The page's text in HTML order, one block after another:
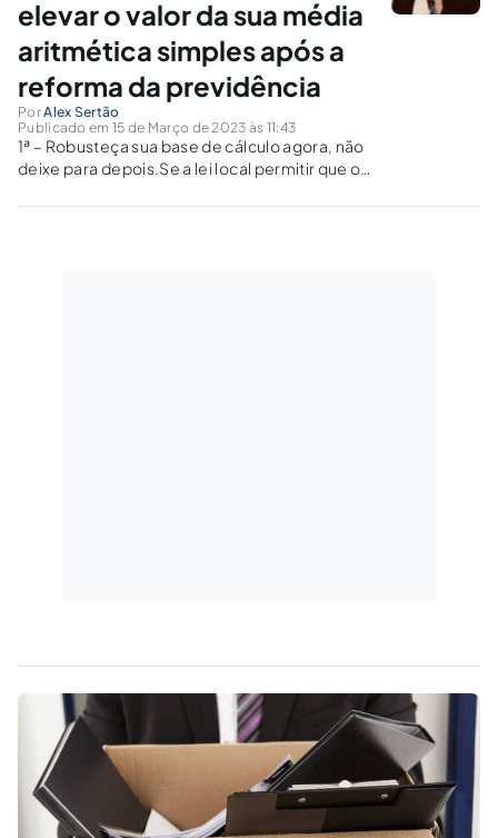
elevar o valor da sua média
aritmética simples após a
reforma da previdência
PorAlex Sertão
Publicado em 15 de Março de 2023 às 11:43
1ª – Robusteça sua base de cálculo agora, não
deixe para depois.Se a lei local permitir que o
temporárias, faça esta opção já, pois quanto